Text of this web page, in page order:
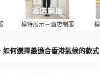
模特展示－酒店制服
何選擇最適合香港氣候的款式